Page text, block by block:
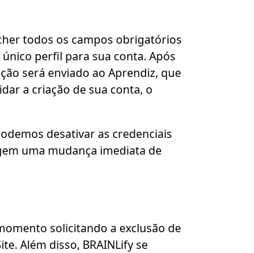
todos os campos obrigatórios
perfil para sua conta. Após
será enviado ao Aprendiz, que
a criação de sua conta, o
desativar as credenciais
uma mudança imediata de
solicitando a exclusão de
Além disso, BRAINLify se